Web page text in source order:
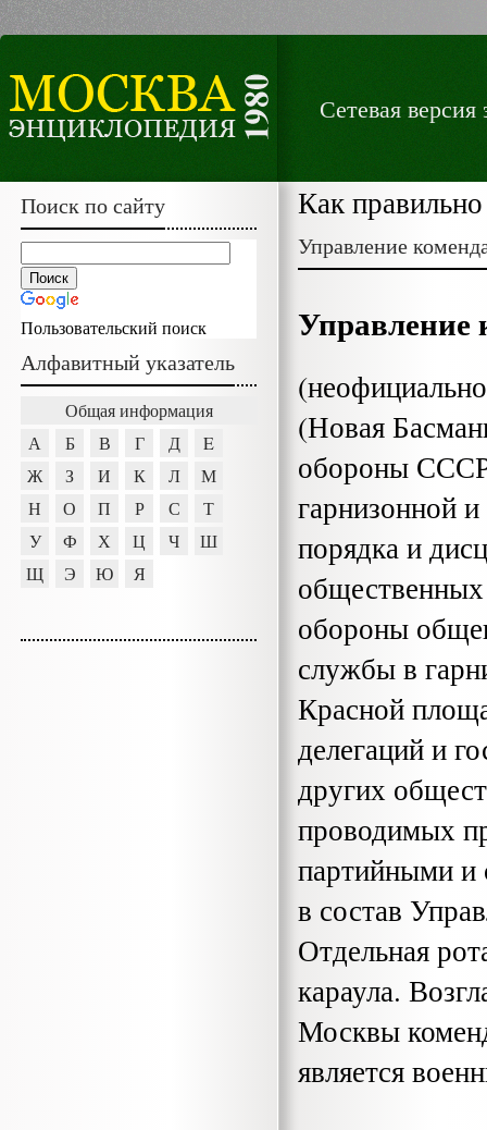
Сетевая
Как
Управление
Управление
(Новая
оборо­ны
гарнизонной
порядка и
обороны
службы в
Красной
делегаций и
других
проводимых
партийными и
в состав
От­дельная
караула.
Москвы
является
Поиск по сайту
Пользовательский поиск
Алфавитный указатель
Общая информация
А
Б В Г Д
E
Ж
З И К Л
М
Н
О П Р С
Т
У
Ф Х Ц Ч
Ш
Щ
Э Ю Я